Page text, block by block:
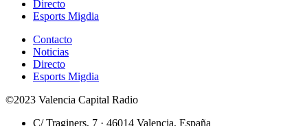
Directo
Esports Migdia
Contacto
Noticias
Directo
Esports Migdia
©2023 Valencia Capital Radio
C/ Traginers, 7 · 46014 Valencia, España